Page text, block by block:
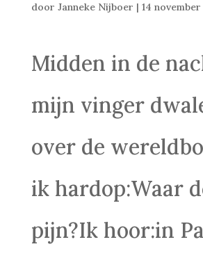
door Janneke Nijboer | 14 november
Midden in de
mijn vinger
over de
ik hardop:Waar
pijn?Ik hoor:in